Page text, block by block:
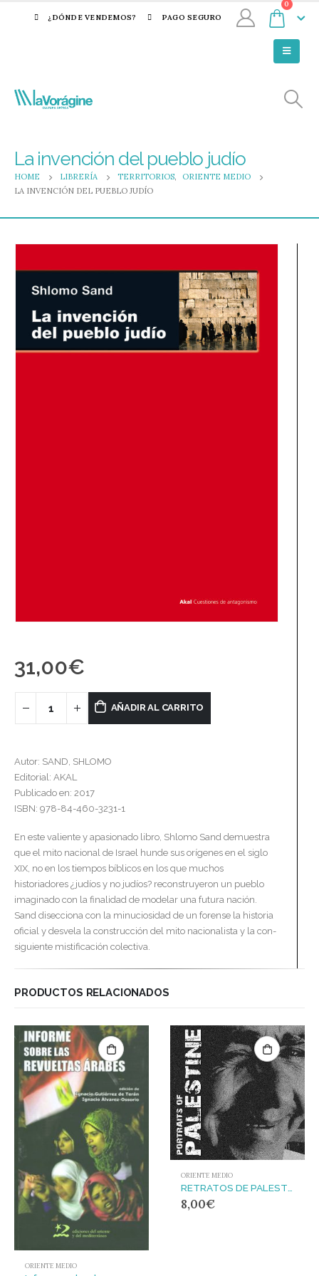
¿DÓNDE VENDEMOS? PAGO SEGURO
0
La invención del pueblo judío
HOME LIBRERÍA TERRITORIOS,
ORIENTE MEDIO
LA INVENCIÓN DEL PUEBLO JUDÍO
31,00€
AÑADIR AL CARRITO
Autor: SAND, SHLOMO
Editorial: AKAL
Publicado en: 2017
ISBN: 978-84-460-3231-1
En este valiente y apasionado libro, Shlomo Sand demuestra
que el mito nacional de Israel hunde sus orígenes en el siglo
XIX, no en los tiempos bíblicos en los que muchos
historiadores ¿judíos y no judíos? reconstruyeron un pueblo
imaginado con la finalidad de modelar una futura nación.
Sand disecciona con la minuciosidad de un forense la historia
oficial y desvela la construcción del mito nacionalista y la con­
siguiente mistificación colectiva.
PRODUCTOS RELACIONADOS
ORIENTE MEDIO
ORIENTE MEDIO
8,00€